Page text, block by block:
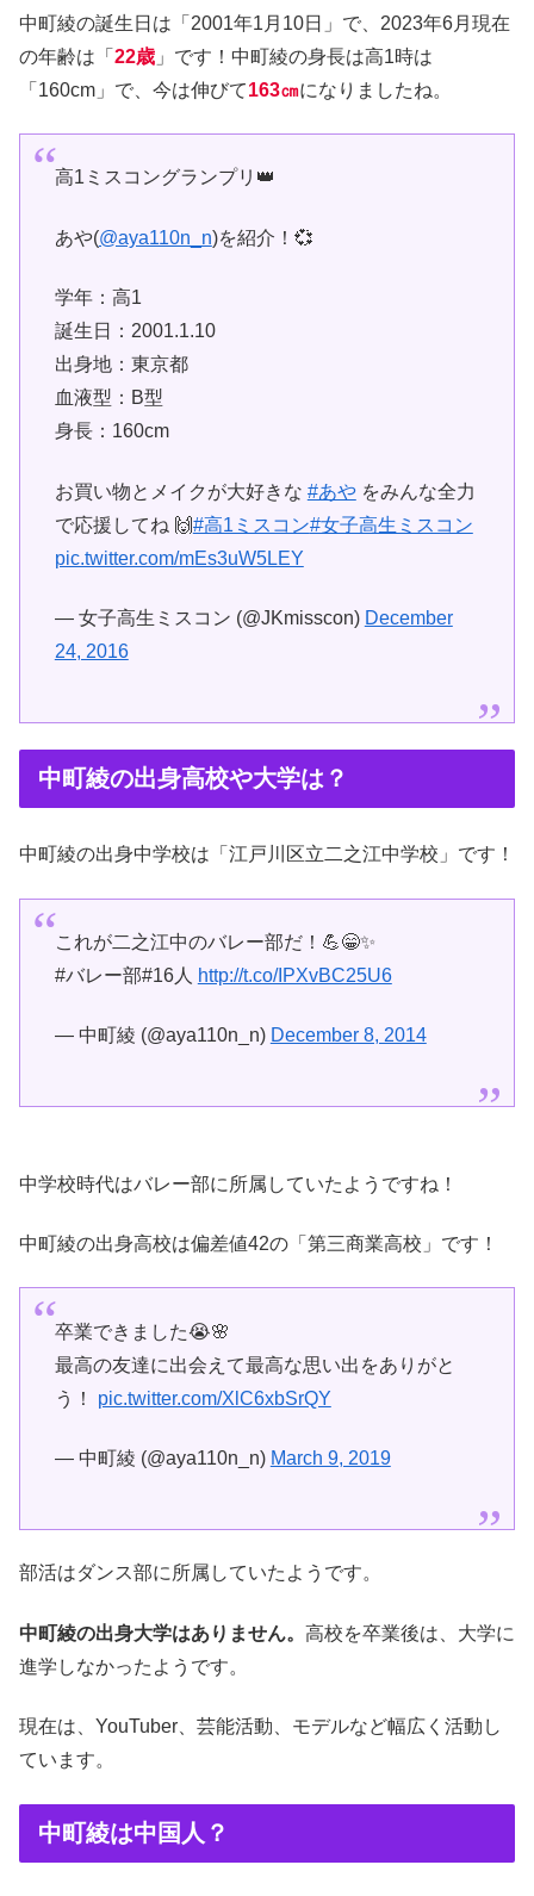
中町綾の誕生日は「2001年1月10日」で、2023年6月現在
の年齢は「 22歳 」です！中町綾の身長は高1時は
「160cm」で、今は伸びて163㎝になりましたね。
高1ミスコングランプリ👑
あや(@aya110n_n)を紹介！💞
学年：高1
誕生日：2001.1.10
出身地：東京都
血液型：B型
身長：160cm
お買い物とメイクが大好きな #あやをみんな全力
で応援してね 🙌#高1ミスコン#女子高生ミスコン
pic.twitter.com/mEs3uW5LEY
— 女子高生ミスコン (@JKmisscon) December
24, 2016
中町綾の出身高校や大学は？
中町綾の出身中学校は「江戸川区立二之江中学校」です！
これが二之江中のバレー部だ！💪😁✨
#バレー部#16人 http://t.co/IPXvBC25U6
— 中町綾 (@aya110n_n) December 8, 2014
中学校時代はバレー部に所属していたようですね！
中町綾の出身高校は偏差値42の「第三商業高校」です！
卒業できました😭🌸
最高の友達に出会えて最高な思い出をありがと
う！ pic.twitter.com/XlC6xbSrQY
— 中町綾 (@aya110n_n) March 9, 2019
部活はダンス部に所属していたようです。
中町綾の出身大学はありません。 高校を卒業後は、大学に
進学しなかったようです。
現在は、YouTuber、芸能活動、モデルなど幅広く活動し
ています。
中町綾は中国人？